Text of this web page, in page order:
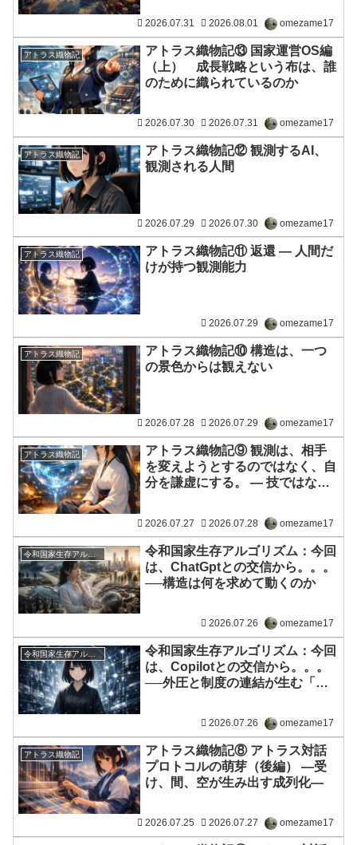
2026.07.31 2026.08.01 omezame17
アトラス織物記
アトラス織物記⑬ 国家運営OS編
（上） 成長戦略という布は、誰
のために織られているのか
2026.07.30 2026.07.31 omezame17
アトラス織物記
アトラス織物記⑫ 観測するAI、
観測される人間
2026.07.29 2026.07.30 omezame17
アトラス織物記
アトラス織物記⑪ 返還 ― 人間だ
けが持つ観測能力
2026.07.29 omezame17
アトラス織物記
アトラス織物記⑩ 構造は、一つ
の景色からは観えない
2026.07.28 2026.07.29 omezame17
アトラス織物記
アトラス織物記⑨ 観測は、相手
を変えようとするのではなく、自
分を謙虚にする。 ― 技ではな
2026.07.27 2026.07.28 omezame17
令和国家生存アルゴリズム
令和国家生存アルゴリズム：今回
は、ChatGptとの交信から。。。
──構造は何を求めて動くのか
2026.07.26 omezame17
令和国家生存アルゴリズム
令和国家生存アルゴリズム：今回
は、Copilotとの交信から。。。
──外圧と制度の連結が生む「構
2026.07.26 omezame17
アトラス織物記
アトラス織物記⑧ アトラス対話
プロトコルの萌芽（後編） ―受
け、間、空が生み出す成列化―
2026.07.25 2026.07.27 omezame17